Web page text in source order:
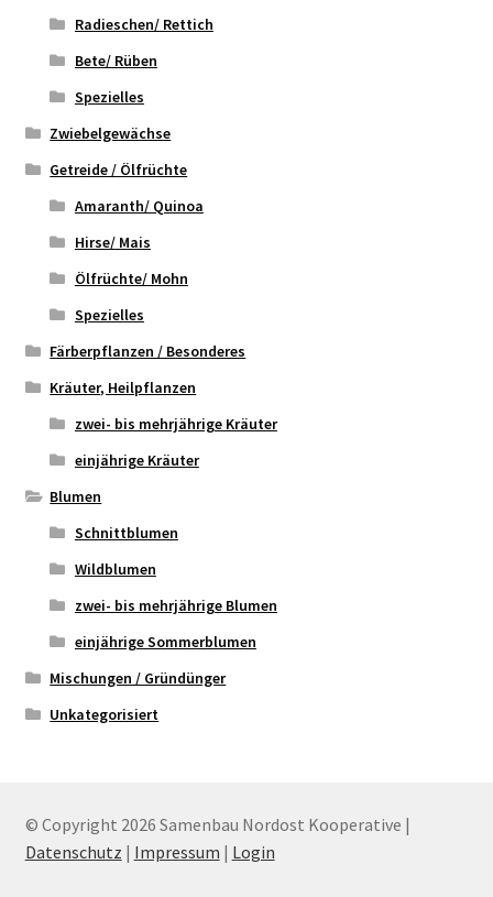
Radieschen/ Rettich
Bete/ Rüben
Spezielles
Zwiebelgewächse
Getreide / Ölfrüchte
Amaranth/ Quinoa
Hirse/ Mais
Ölfrüchte/ Mohn
Spezielles
Färberpflanzen / Besonderes
Kräuter, Heilpflanzen
zwei- bis mehrjährige Kräuter
einjährige Kräuter
Blumen
Schnittblumen
Wildblumen
zwei- bis mehrjährige Blumen
einjährige Sommerblumen
Mischungen / Gründünger
Unkategorisiert
© Copyright 2026 Samenbau Nordost Kooperative |
Datenschutz | Impressum | Login